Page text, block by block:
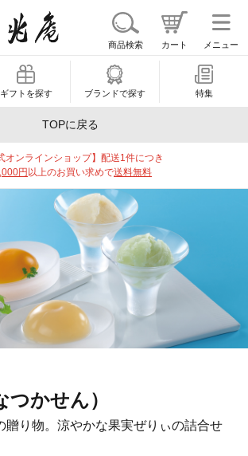
商品検索 カート メニュー
ギフトを探す ブランドで探す 特集
TOPに戻る
オンラインショップ】配送1件につき
円 以上のお買い求めで送料無料
つかせん）
贈り物。涼やかな果実ぜりぃの詰合せ